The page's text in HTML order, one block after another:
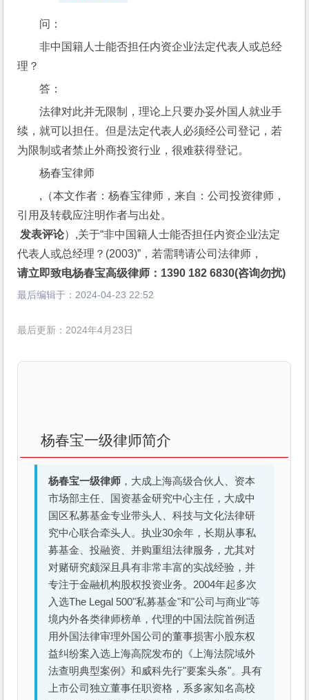
问：
非中国籍人士能否担任内资企业法定代表人或总经
理？
答：
法律对此并无限制，理论上只要办妥外国人就业手
续，就可以担任。但是法定代表人必须经公司登记，若
为限制或者禁止外商投资行业，很难获得登记。
杨春宝律师
,（本文作者：杨春宝律师，来自：公司投资律师，
引用及转载应注明作者与出处。
发表评论）,关于“非中国籍人士能否担任内资企业法定
代表人或总经理？(2003)”，若需聘请公司法律师，
请立即致电杨春宝高级律师：1390 182 6830(咨询勿扰)
最后编辑于： 2024-04-23 22:52
最后更新：2024年4月23日
杨春宝一级律师简介
杨春宝一级律师 ，大成上海高级合伙人、资本
市场部主任、国资基金研究中心主任，大成中
国区私募基金专业带头人、科技与文化法律研
究中心联合牵头人。执业30余年，长期从事私
募基金、投融资、并购重组法律服务，尤其对
对赌研究颇深且具有非常丰富的实战经验，并
专注于金融机构股权投资业务。2004年起多次
入选The Legal 500"私募基金"和"公司与商业"等
境内外各类律师榜单，代理的中国法院首例适
用外国法律审理外国公司的董事损害小股东权
益纠纷案入选上海高院发布的《上海法院域外
法查明典型案例》和威科先行"要案头条"。具有
上市公司独立董事任职资格，系多家知名高校